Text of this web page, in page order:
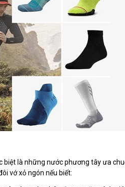
biệt là những nước phương tây ưa
vớ xỏ ngón nếu biết: